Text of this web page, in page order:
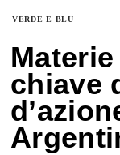
VERDE E BLU
chiave